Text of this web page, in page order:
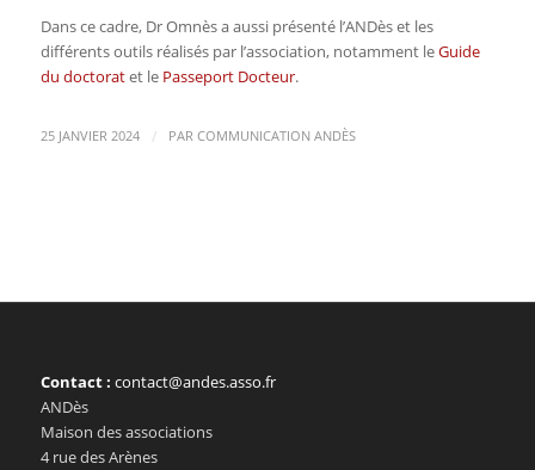
Dans ce cadre, Dr Omnès a aussi présenté l’ANDès et les
différents outils réalisés par l’association, notamment leGuide
du doctoratet le Passeport Docteur.
25 JANVIER 2024 / PAR COMMUNICATION ANDÈS
Contact : contact@andes.asso.fr
ANDès
Maison des associations
4 rue des Arènes